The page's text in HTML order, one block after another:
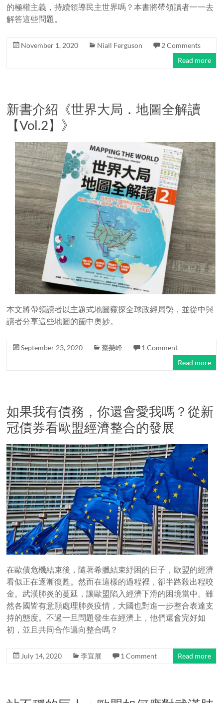
的極權主義，持續領導民主世界嗎？本書將帶領讀者一一去
解答這些問題。
November 1, 2020 Niall Ferguson
2 Comments
Read more
新書介紹《世界大局．地圖全解讀
【Vol.2】》
本文將帶領讀者以主題式地圖窺探全球政經局勢，並從中與
讀者分享這些地圖的箇中奧妙。
September 23, 2020 蔡榮峰
1 Comment
Read more
如果我有債務，你還會愛我嗎？從新
冠債券看歐盟經濟整合的發展
在歐債危機結束後，隨著希臘結束紓困的日子，歐盟的經濟
看似正在逐漸復甦。然而在這樣的過程裡，卻半路殺出程咬
金。武漢肺炎的蔓延，讓歐盟陷入經濟下滑的困境當中。雖
然各國皆有意願處理肺炎疫情，大國也對進一步整合表達支
持的態度。不過一旦問題發生在經濟上，他們還會完好如
初，並且共同合作邁向整合嗎？
July 14, 2020 李宜展 1 Comment Read more